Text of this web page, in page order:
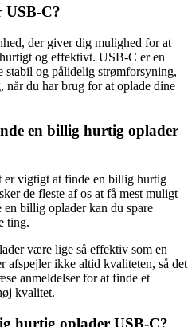
USB-C?
der giver dig mulighed for at
og effektivt. USB-C er en
stabil og pålidelig strømforsyning,
du har brug for at oplade dine
en billig hurtig oplader
vigtigt at finde en billig hurtig
de fleste af os at få mest muligt
billig oplader kan du spare
ting.
være lige så effektiv som en
afspejler ikke altid kvaliteten, så det
anmeldelser for at finde et
kvalitet.
hurtig oplader USB-C?